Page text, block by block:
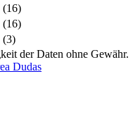
(16)
(16)
(3)
der Daten ohne Gewähr.
Dudas